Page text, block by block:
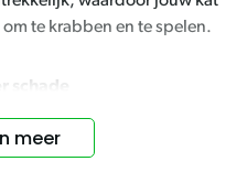
te krabben en te spelen.
schade
te onderhouden.
meer